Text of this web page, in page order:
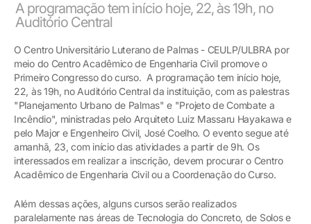
A programação tem início hoje, 22, às 19h, no
Auditório Central
O Centro Universitário Luterano de Palmas - CEULP/ULBRA por
meio do Centro Acadêmico de Engenharia Civil promove o
Primeiro Congresso do curso. A programação tem início hoje,
22, às 19h, no Auditório Central da instituição, com as palestras
"Planejamento Urbano de Palmas" e "Projeto de Combate a
Incêndio", ministradas pelo Arquiteto Luiz Massaru Hayakawa e
pelo Major e Engenheiro Civil, José Coelho. O evento segue até
amanhã, 23, com início das atividades a partir de 9h. Os
interessados em realizar a inscrição, devem procurar o Centro
Acadêmico de Engenharia Civil ou a Coordenação do Curso.
Além dessas ações, alguns cursos serão realizados
paralelamente nas áreas de Tecnologia do Concreto, de Solos e